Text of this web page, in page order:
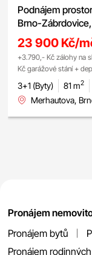
Podnájem
Brno-
centrum města
23 900 Kč/
+3.790,- Kč zálohy na
Kč garážové stání +
3+1 (Byty) 81 m2
Merhautova,
Pronájem
Pronájem bytů
Pronájem